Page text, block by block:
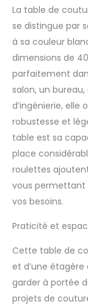
La table de
se distingue par
à sa couleur
dimensions de 40
parfaitement
salon, un
d’ingénierie,
robustesse et
table est sa
place
roulettes
vous permettant
vos besoins.
Praticité et
Cette table de
et d’une
garder à portée
projets de